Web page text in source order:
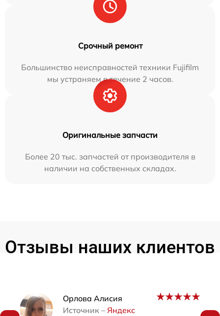
Срочный ремонт
Большинство неисправностей техники Fujifilm
мы устраняем в течение 2 часов.
Оригинальные запчасти
Более 20 тыс. запчастей от производителя в
наличии на собственных складах.
Отзывы наших клиентов
Орлова Алисия
Источник – Яндекс
Наши мастера